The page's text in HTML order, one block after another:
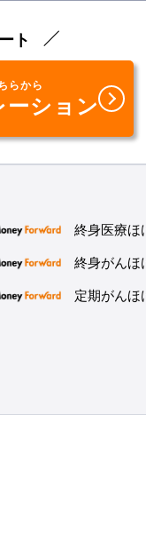
ト
らから
ーション
終身医療ほ
終身がんほ
定期がんほ